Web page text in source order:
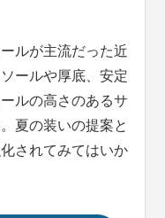
ルが主流だった近
ールや厚底、安定
ルの高さのあるサ
夏の装いの提案と
されてみてはいか